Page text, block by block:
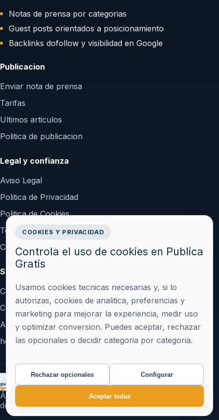
Notas de prensa por categorias
Guest posts orientados a posicionamiento
Backlinks dofollow y visibilidad en Google
Publicacion
Enviar nota de prensa
Tarifas
Ultimos articulos
Politica de publicacion
Legal y confianza
Aviso Legal
Politica de Privacidad
Politica de Cookies
Terminos y Condiciones
Configurar cookies
Soporte
Contacto
Crear cuenta
Acceder
hola@publicagratis.es
Â© 2026 Publica Gratis Â· Plataforma de publicacion
de notas de prensa y contenidos SEO
COOKIES Y PRIVACIDAD
Controla el uso de cookies en Publica
Gratis
Usamos cookies tecnicas necesarias y, si lo
autorizas, cookies de analitica, preferencias y
marketing para mejorar la experiencia, medir uso
y optimizar conversion. Puedes aceptar, rechazar
las opcionales o decidir categoria por categoria.
Rechazar opcionales Configurar
Aceptar todas